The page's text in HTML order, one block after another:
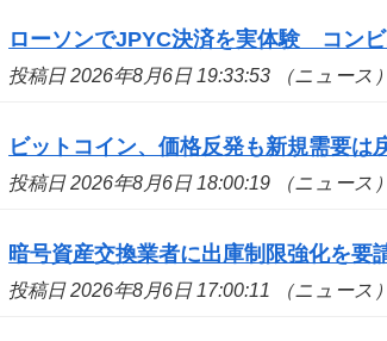
ローソンでJPYC決済を実体験 コン
投稿日 2026年8月6日 19:33:53 （ニュース）
ビットコイン、価格反発も新規需要は
投稿日 2026年8月6日 18:00:19 （ニュース）
暗号資産交換業者に出庫制限強化を
投稿日 2026年8月6日 17:00:11 （ニュース）